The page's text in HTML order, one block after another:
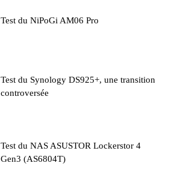
Test du NiPoGi AM06 Pro
Test du Synology DS925+, une transition
controversée
Test du NAS ASUSTOR Lockerstor 4
Gen3 (AS6804T)